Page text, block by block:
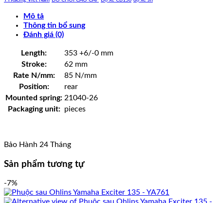
Mô tả
Thông tin bổ sung
Đánh giá (0)
Length:
353 +6/-0 mm
Stroke:
62 mm
Rate N/mm:
85 N/mm
Position:
rear
Mounted spring: 21040-26
Packaging unit: pieces
Bảo Hành 24 Tháng
Sản phẩm tương tự
-7%